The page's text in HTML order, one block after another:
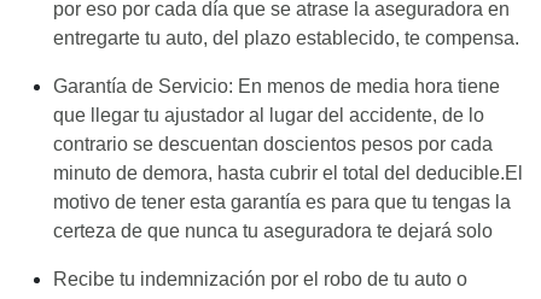
por eso por cada día que se atrase la aseguradora en
entregarte tu auto, del plazo establecido, te compensa.
Garantía de Servicio: En menos de media hora tiene
que llegar tu ajustador al lugar del accidente, de lo
contrario se descuentan doscientos pesos por cada
minuto de demora, hasta cubrir el total del deducible.El
motivo de tener esta garantía es para que tu tengas la
certeza de que nunca tu aseguradora te dejará solo
Recibe tu indemnización por el robo de tu auto o